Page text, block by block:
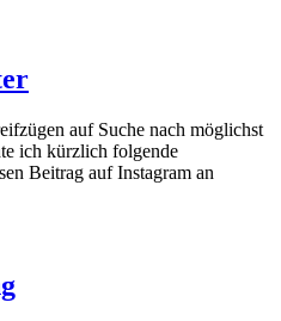
auf Suche nach möglichst
ich kürzlich folgende
Beitrag auf Instagram an